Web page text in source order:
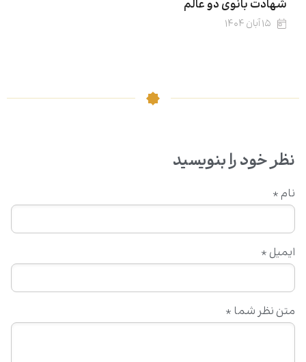
شهادت بانوی دو عالم
۱۵ آبان ۱۴۰۴
نظر خود را بنویسید
متن نظر شما *
نام *
ایمیل *